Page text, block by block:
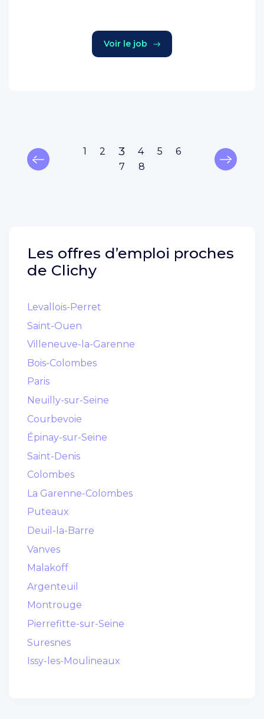
Voir le job
1 2 3 4 5
6
7
8
Les offres d’emploi proches
de Clichy
Levallois-Perret
Saint-Ouen
Villeneuve-la-Garenne
Bois-Colombes
Paris
Neuilly-sur-Seine
Courbevoie
Épinay-sur-Seine
Saint-Denis
Colombes
La Garenne-Colombes
Puteaux
Deuil-la-Barre
Vanves
Malakoff
Argenteuil
Montrouge
Pierrefitte-sur-Seine
Suresnes
Issy-les-Moulineaux